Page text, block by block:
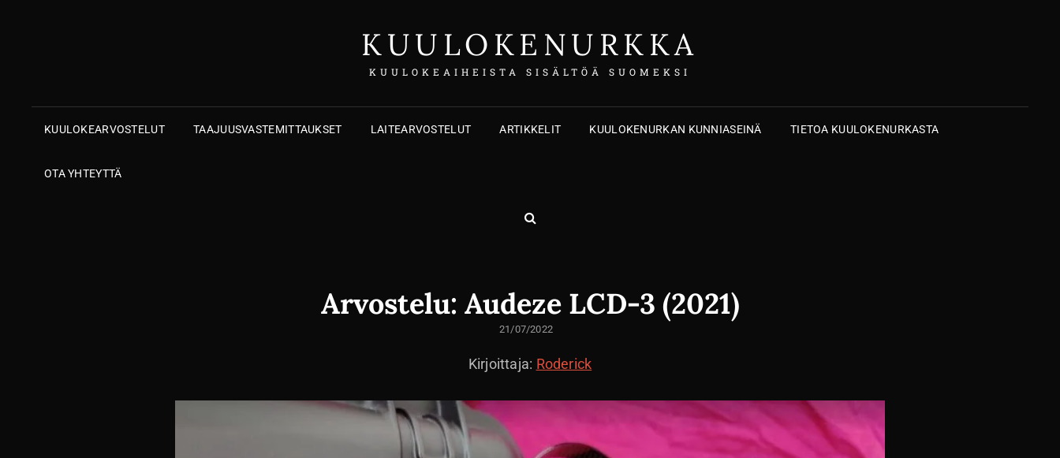
KUULOKENURKKA
KUULOKEAIHEISTA SISÄLTÖÄ SUOMEKSI
KUULOKEARVOSTELUT TAAJUUSVASTEMITTAUKSET LAITEARVOSTELUT ARTIKKELIT KUULOKENURKAN KUNNIASEINÄ TIETOA KUULOKENURKASTA
OTA YHTEYTTÄ
ETSI
Arvostelu: Audeze LCD-3 (2021)
LÄHETETTY
21/07/2022
Kirjoittaja: Roderick